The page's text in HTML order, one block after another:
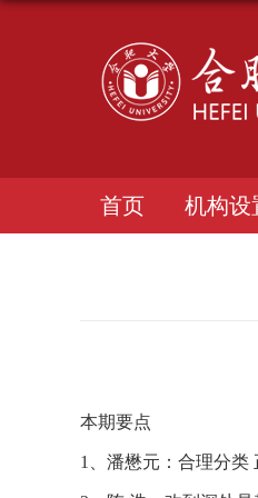
首页 机构设
本期要点
1 、潘懋元：合理分